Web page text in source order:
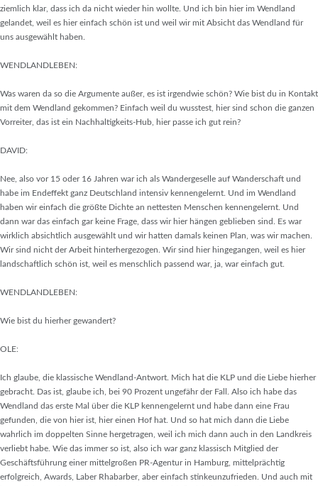
ziemlich klar, dass ich da nicht wieder hin wollte. Und ich bin hier im Wendland
gelandet, weil es hier einfach schön ist und weil wir mit Absicht das Wendland für
uns ausgewählt haben.
WENDLANDLEBEN:
Was waren da so die Argumente außer, es ist irgendwie schön? Wie bist du in Kontakt
mit dem Wendland gekommen? Einfach weil du wusstest, hier sind schon die ganzen
Vorreiter, das ist ein Nachhaltigkeits-Hub, hier passe ich gut rein?
DAVID:
Nee, also vor 15 oder 16 Jahren war ich als Wandergeselle auf Wanderschaft und
habe im Endeffekt ganz Deutschland intensiv kennengelernt. Und im Wendland
haben wir einfach die größte Dichte an nettesten Menschen kennengelernt. Und
dann war das einfach gar keine Frage, dass wir hier hängen geblieben sind. Es war
wirklich absichtlich ausgewählt und wir hatten damals keinen Plan, was wir machen.
Wir sind nicht der Arbeit hinterhergezogen. Wir sind hier hingegangen, weil es hier
landschaftlich schön ist, weil es menschlich passend war, ja, war einfach gut.
WENDLANDLEBEN:
Wie bist du hierher gewandert?
OLE:
Ich glaube, die klassische Wendland-Antwort. Mich hat die KLP und die Liebe hierher
gebracht. Das ist, glaube ich, bei 90 Prozent ungefähr der Fall. Also ich habe das
Wendland das erste Mal über die KLP kennengelernt und habe dann eine Frau
gefunden, die von hier ist, hier einen Hof hat. Und so hat mich dann die Liebe
wahrlich im doppelten Sinne hergetragen, weil ich mich dann auch in den Landkreis
verliebt habe. Wie das immer so ist, also ich war ganz klassisch Mitglied der
Geschäftsführung einer mittelgroßen PR-Agentur in Hamburg, mittelprächtig
erfolgreich, Awards, Laber Rhabarber, aber einfach stinkeunzufrieden. Und auch mit